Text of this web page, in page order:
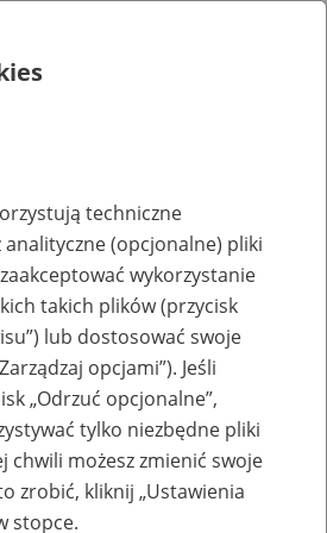
lub
zakładów pracy
techniczne
(opcjonalne) pliki
wykorzystanie
takich plików (przycisk
lub dostosować swoje
opcjami”). Jeśli
„Odrzuć opcjonalne”,
tylko niezbędne pliki
chwili możesz zmienić swoje
zrobić, kliknij „Ustawienia
stopce.